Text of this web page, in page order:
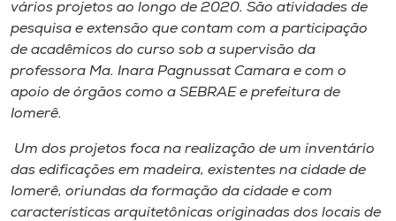
A+
A-
vários projetos ao longo de 2020. São atividades de
pesquisa e extensão que contam com a participação
de acadêmicos do curso sob a supervisão da
professora Ma. Inara Pagnussat Camara e com o
apoio de órgãos como a SEBRAE e prefeitura de
Iomerê.
Um dos projetos foca na realização de um inventário
das edificações em madeira, existentes na cidade de
Iomerê, oriundas da formação da cidade e com
características arquitetônicas originadas dos locais de